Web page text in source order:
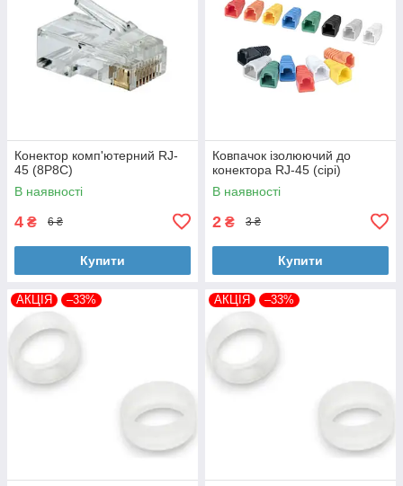
Конектор комп'ютерний RJ-
45 (8P8C)
В наявності
4 ₴ 6 ₴
Купити
Ковпачок ізолюючий до
конектора RJ-45 (сірі)
В наявності
2 ₴ 3 ₴
Купити
АКЦІЯ –33% АКЦІЯ –33%